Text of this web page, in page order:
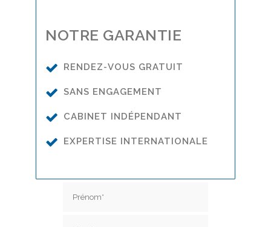
NOTRE GARANTIE
RENDEZ-VOUS GRATUIT
SANS ENGAGEMENT
CABINET INDÉPENDANT
EXPERTISE INTERNATIONALE